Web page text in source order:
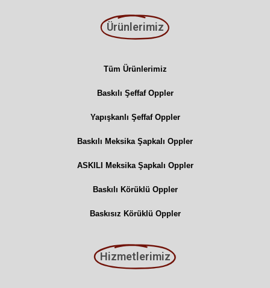
Ürünlerimiz
Tüm Ürünlerimiz
Baskılı Şeffaf Oppler
Yapışkanlı Şeffaf Oppler
Baskılı Meksika Şapkalı Oppler
ASKILI Meksika Şapkalı Oppler
Baskılı Körüklü Oppler
Baskısız Körüklü Oppler
Hizmetlerimiz